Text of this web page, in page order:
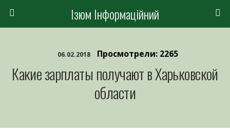
Ізюм Інформаційний
06.02.2018 Просмотрели: 2265
Какие зарплаты получают в Харьковской
области